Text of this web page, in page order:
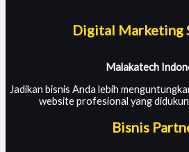
Digital Marketing
Malakatech
Jadikan bisnis Anda lebih
website profesional yang
Bisnis